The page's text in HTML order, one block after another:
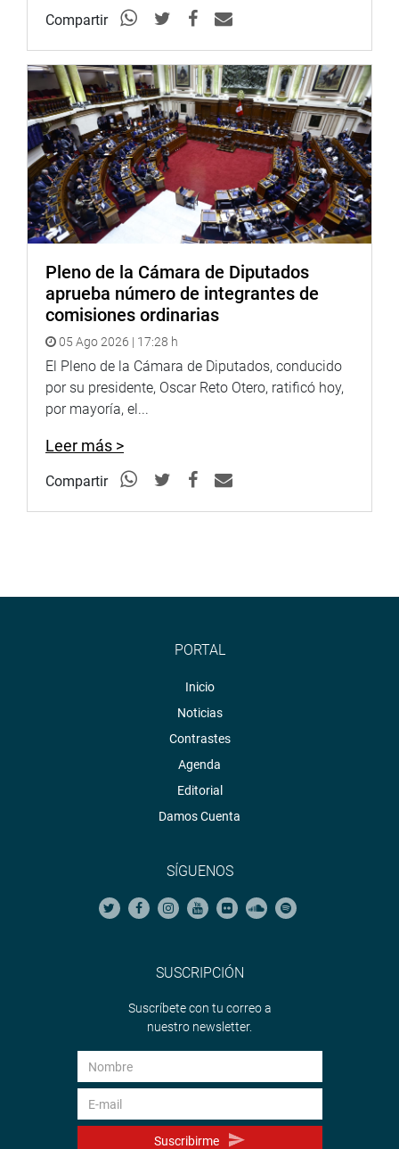
Compartir
Pleno de la Cámara de Diputados
aprueba número de integrantes de
comisiones ordinarias
05 Ago 2026 | 17:28 h
El Pleno de la Cámara de Diputados, conducido
por su presidente, Oscar Reto Otero, ratificó hoy,
por mayoría, el...
Leer más >
Compartir
PORTAL
Inicio
Noticias
Contrastes
Agenda
Editorial
Damos Cuenta
SÍGUENOS
SUSCRIPCIÓN
Suscríbete con tu correo a
nuestro newsletter.
Suscribirme